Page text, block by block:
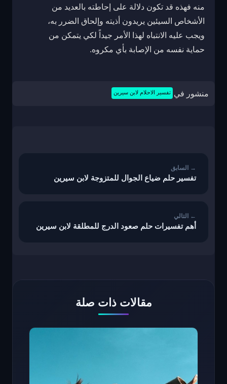
منه فهذه قد تكون دلالة على إحاطته بالعديد من
الأشخاص السيئين يريدون أذيته وإلحاق الضرر به،
ويجب عليه الانتباه لهذا الأمر جيداً لكي يتمكن من
حماية نفسه من الإصابة بأي مكروه.
منشور في تفسير الاحلام لابن سيرين
تفسير حلم ضياع الجوال للمتزوجة لابن سيرين
أهم تفسيرات حلم صعود الدرج للمطلقة لابن سيرين
مقالات ذات صلة